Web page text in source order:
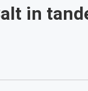
in